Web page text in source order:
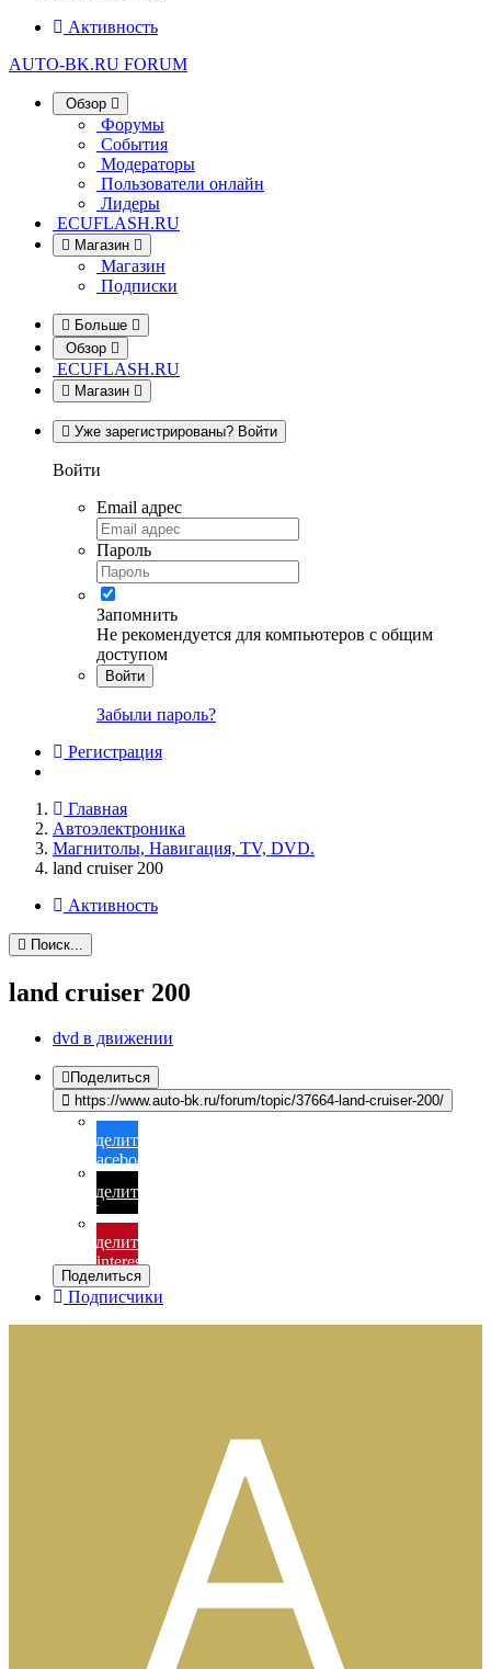
Активность
AUTO-BK.RU FORUM
Обзор
Форумы
События
Модераторы
Пользователи онлайн
Лидеры
ECUFLASH.RU
Магазин
Магазин
Подписки
Больше
Обзор
ECUFLASH.RU
Магазин
Уже зарегистрированы? Войти
Войти
Email адрес
Пароль
Запомнить
Не рекомендуется для компьютеров с общим
доступом
Войти
Забыли пароль?
Регистрация
Главная
Автоэлектроника
Магнитолы, Навигация, TV, DVD.
land cruiser 200
Активность
Поиск...
land cruiser 200
dvd в движении
Поделиться
https://www.auto-bk.ru/forum/topic/37664-land-cruiser-200/
Поделиться
в Facebook
Поделиться
в X
Поделиться
в Pinterest
Поделиться
Подписчики